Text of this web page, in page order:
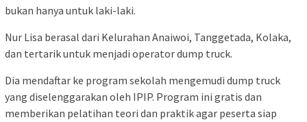
bukan hanya untuk laki-laki.
Nur Lisa berasal dari Kelurahan Anaiwoi, Tanggetada, Kolaka,
dan tertarik untuk menjadi operator dump truck.
Dia mendaftar ke program sekolah mengemudi dump truck
yang diselenggarakan oleh IPIP. Program ini gratis dan
memberikan pelatihan teori dan praktik agar peserta siap